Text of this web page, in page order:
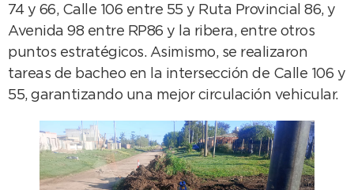
74 y 66, Calle 106 entre 55 y Ruta Provincial 86, y
Avenida 98 entre RP86 y la ribera, entre otros
puntos estratégicos. Asimismo, se realizaron
tareas de bacheo en la intersección de Calle 106 y
55, garantizando una mejor circulación vehicular.